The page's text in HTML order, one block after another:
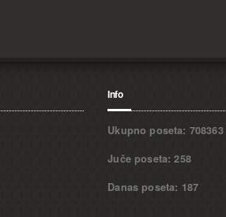
Info
Ukupno poseta: 708363
Juče poseta: 258
Danas poseta: 187